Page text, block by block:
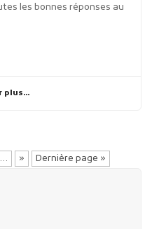
les bonnes réponses au
plus...
… » Dernière page »